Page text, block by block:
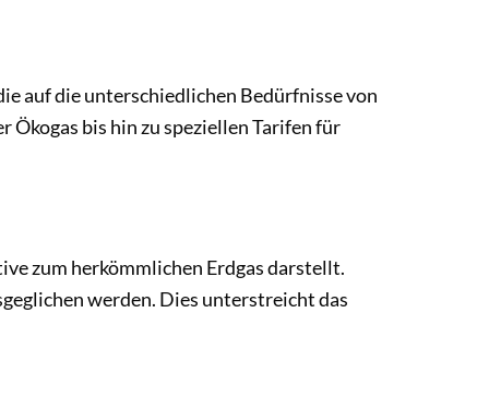
auf die unterschiedlichen Bedürfnisse von
bis hin zu speziellen Tarifen für
zum herkömmlichen Erdgas darstellt.
werden. Dies unterstreicht das